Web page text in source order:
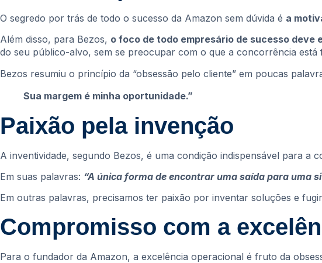
O segredo por trás de todo o sucesso da Amazon sem dúvida é a
Além disso, para Bezos, o foco de todo empresário de sucesso deve
do seu público-alvo, sem se preocupar com o que a concorrência está
Bezos resumiu o princípio da “obsessão pelo cliente” em poucas
Sua margem é minha oportunidade.”
Paixão pela invenção
A inventividade, segundo Bezos, é uma condição indispensável para a
Em suas palavras: “A única forma de encontrar uma saída para uma
Em outras palavras, precisamos ter paixão por inventar soluções e
Compromisso com a
Para o fundador da Amazon, a excelência operacional é fruto da